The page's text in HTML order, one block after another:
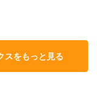
スをもっと見る